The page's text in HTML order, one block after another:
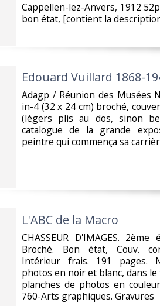
‎Cappellen-lez-Anvers, 1912
bon état, [contient la
‎Edouard Vuillard 1868-
‎Adagp / Réunion des Musées
in-4 (32 x 24 cm) broché,
(légers plis au dos, sinon
catalogue de la grande
peintre qui commença sa
‎L'ABC de la Macro‎
‎CHASSEUR D'IMAGES.
Broché. Bon état, Couv.
Intérieur frais. 191 pages.
photos en noir et blanc, dans
planches de photos en
760-Arts graphiques. Gravures‎